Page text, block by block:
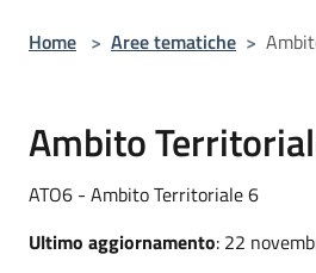
Home > Aree tematiche >
Ambito
ATO6 - Ambito Territoriale 6
Ultimo aggiornamento: 22